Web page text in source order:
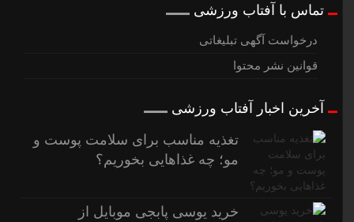
تماس با آفتاب ورزشی
درخواست آگهی تبلیغاتی
قوانین نشر محتوا
آخرین اخبار آفتاب ورزشی
تغذیه مناسب برای سلامت پوست و
مو؛ چه غذاهایی بخوریم؟
خرید یوسی پابجی موبایل از